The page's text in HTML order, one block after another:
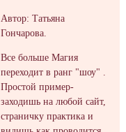
Автор: Татьяна
Гончарова.
Все больше Магия
переходит в ранг "шоу" .
Простой пример-
заходишь на любой сайт,
страничку практика и